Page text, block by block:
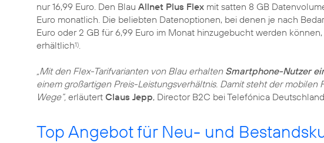
nur 16,99 Euro. Den Blau Allnet Plus Flex mit satten 8 GB
Euro monatlich. Die beliebten Datenoptionen, bei denen je nach
Euro oder 2 GB für 6,99 Euro im Monat hinzugebucht werden
erhältlich1).
„Mit den Flex-Tarifvarianten von Blau erhalten Smartphone-Nutzer
einem großartigen Preis-Leistungsverhältnis. Damit steht der mobilen
Wege“, erläutert Claus Jepp, Director B2C bei Telefónica
Top Angebot für Neu- und